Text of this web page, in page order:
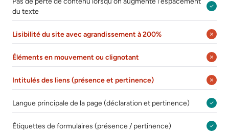
du texte
Lisibilité du site avec agrandissement à 200%
Éléments en mouvement ou clignotant
Intitulés des liens (présence et pertinence)
Langue principale de la page (déclaration et pertinence)
Étiquettes de formulaires (présence / pertinence)